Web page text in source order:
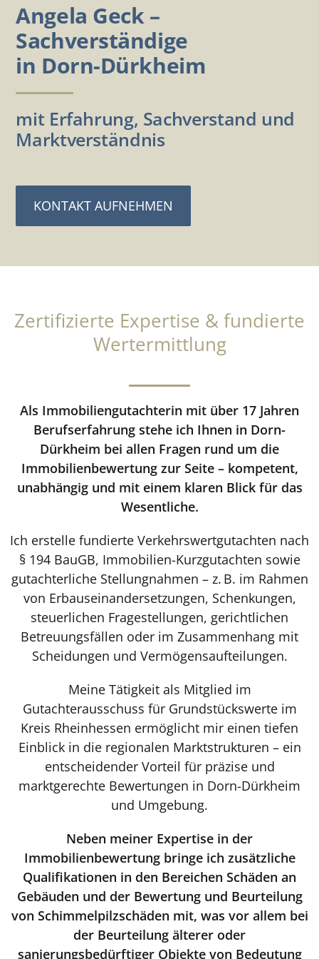
Angela Geck –
Sachverständige
in Dorn-Dürkheim
mit Erfahrung, Sachverstand und
Marktverständnis
KONTAKT AUFNEHMEN
Zertifizierte Expertise & fundierte
Wertermittlung
Als Immobiliengutachterin mit über 17 Jahren
Berufserfahrung stehe ich Ihnen in Dorn-
Dürkheim bei allen Fragen rund um die
Immobilienbewertung zur Seite – kompetent,
unabhängig und mit einem klaren Blick für das
Wesentliche.
Ich erstelle fundierte Verkehrswertgutachten nach
§ 194 BauGB, Immobilien-Kurzgutachten sowie
gutachterliche Stellungnahmen – z. B. im Rahmen
von Erbauseinandersetzungen, Schenkungen,
steuerlichen Fragestellungen, gerichtlichen
Betreuungsfällen oder im Zusammenhang mit
Scheidungen und Vermögensaufteilungen.
Meine Tätigkeit als Mitglied im
Gutachterausschuss für Grundstückswerte im
Kreis Rheinhessen ermöglicht mir einen tiefen
Einblick in die regionalen Marktstrukturen – ein
entscheidender Vorteil für präzise und
marktgerechte Bewertungen in Dorn-Dürkheim
und Umgebung.
Neben meiner Expertise in der
Immobilienbewertung bringe ich zusätzliche
Qualifikationen in den Bereichen Schäden an
Gebäuden und der Bewertung und Beurteilung
von Schimmelpilzschäden mit, was vor allem bei
der Beurteilung älterer oder
sanierungsbedürftiger Objekte von Bedeutung